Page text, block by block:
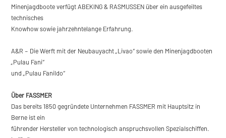
Minenjagdboote verfügt ABEKING & RASMUSSEN über ein ausgefeiltes
technisches
Knowhow sowie jahrzehntelange Erfahrung.
A&R – Die Werft mit der Neubauyacht „Livao“ sowie den Minenjagdbooten
„Pulau Fani“
und „Pulau Fanildo“
Über FASSMER
Das bereits 1850 gegründete Unternehmen FASSMER mit Hauptsitz in
Berne ist ein
führender Hersteller von technologisch anspruchsvollen Spezialschiffen.